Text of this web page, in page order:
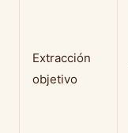
Extracción
objetivo